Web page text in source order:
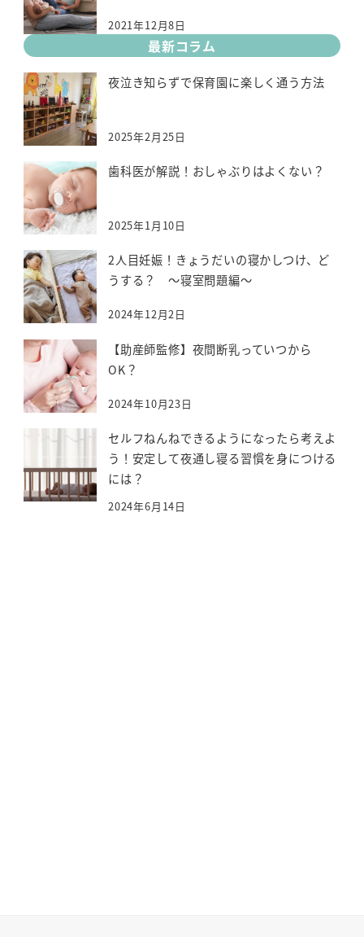
2021年12月8日
最新コラム
夜泣き知らずで保育園に楽しく通う方法
2025年2月25日
歯科医が解説！おしゃぶりはよくない？
2025年1月10日
2人目妊娠！きょうだいの寝かしつけ、ど
うする？ ～寝室問題編～
2024年12月2日
【助産師監修】夜間断乳っていつから
OK？
2024年10月23日
セルフねんねできるようになったら考えよ
う！安定して夜通し寝る習慣を身につける
には？
2024年6月14日